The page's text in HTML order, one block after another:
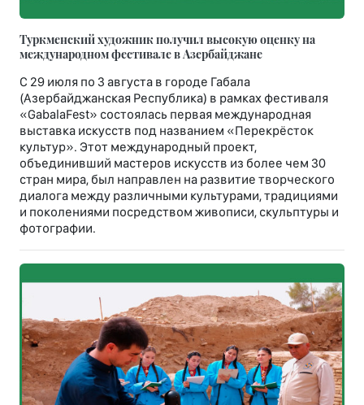
Туркменский художник получил высокую оценку на
международном фестивале в Азербайджане
С 29 июля по 3 августа в городе Габала
(Азербайджанская Республика) в рамках фестиваля
«GabalaFest» состоялась первая международная
выставка искусств под названием «Перекрёсток
культур». Этот международный проект,
объединивший мастеров искусств из более чем 30
стран мира, был направлен на развитие творческого
диалога между различными культурами, традициями
и поколениями посредством живописи, скульптуры и
фотографии.